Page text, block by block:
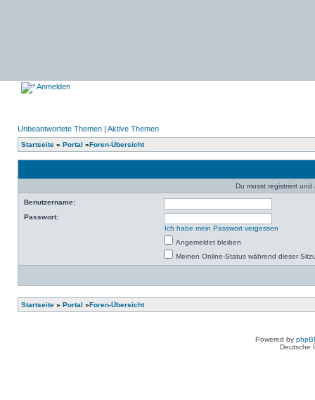
Anmelden
Unbeantwortete Themen | Aktive Themen
Startseite » Portal »Foren-Übersicht
Du musst registriert
Benutzername:
Passwort:
Ich habe mein Passwort vergessen
Angemeldet bleiben
Meinen Online-Status während dieser
Startseite » Portal »Foren-Übersicht
Powered by
Deutsche